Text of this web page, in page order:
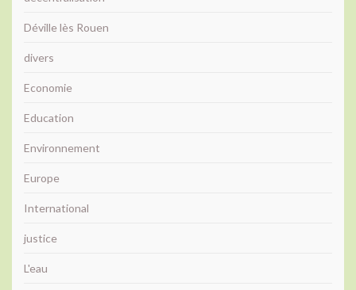
Déville lès Rouen
divers
Economie
Education
Environnement
Europe
International
justice
L'eau